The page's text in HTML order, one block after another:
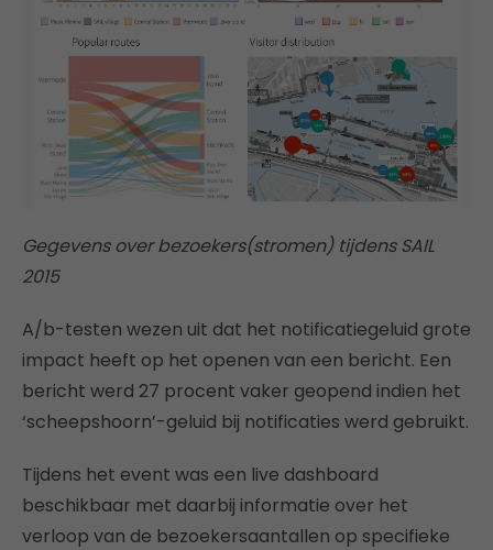
Gegevens over bezoekers(stromen) tijdens SAIL
2015
A/b-testen wezen uit dat het notificatiegeluid grote
impact heeft op het openen van een bericht. Een
bericht werd 27 procent vaker geopend indien het
‘scheepshoorn’-geluid bij notificaties werd gebruikt.
Tijdens het event was een live dashboard
beschikbaar met daarbij informatie over het
verloop van de bezoekersaantallen op specifieke